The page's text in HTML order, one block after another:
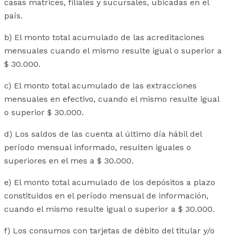
casas matrices, filiales y sucursales, ubicadas en el
país.
b) El monto total acumulado de las acreditaciones
mensuales cuando el mismo resulte igual o superior a
$ 30.000.
c) El monto total acumulado de las extracciones
mensuales en efectivo, cuando el mismo resulte igual
o superior $ 30.000.
d) Los saldos de las cuenta al último día hábil del
período mensual informado, resulten iguales o
superiores en el mes a $ 30.000.
e) El monto total acumulado de los depósitos a plazo
constituidos en el período mensual de información,
cuando el mismo resulte igual o superior a $ 30.000.
f) Los consumos con tarjetas de débito del titular y/o